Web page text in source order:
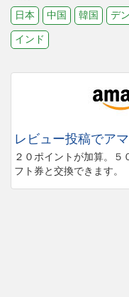
日本
中国 韓国 デ
インド
レビュー投稿でア
２０ポイントが加算。５
フト券と交換できます。